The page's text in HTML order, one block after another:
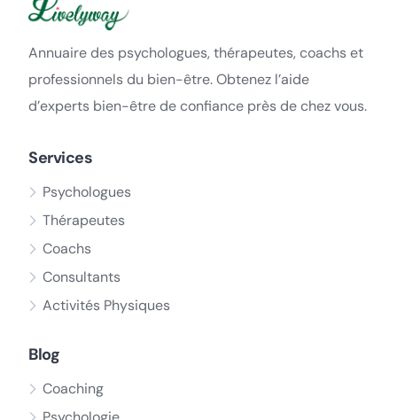
Annuaire des psychologues, thérapeutes, coachs et
professionnels du bien-être. Obtenez l’aide
d’experts bien-être de confiance près de chez vous.
Services
Psychologues
Thérapeutes
Coachs
Consultants
Activités Physiques
Blog
Coaching